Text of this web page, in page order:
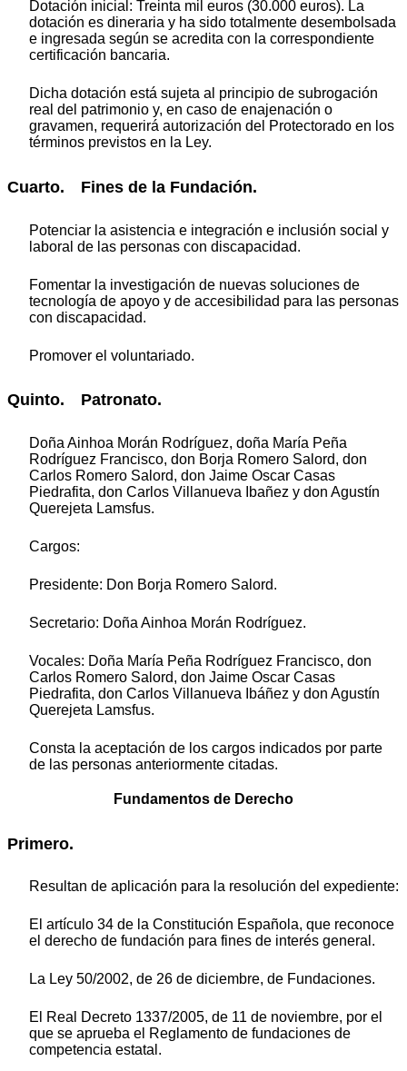
Dotación inicial: Treinta mil euros (30.000 euros). La
dotación es dineraria y ha sido totalmente desembolsada
e ingresada según se acredita con la correspondiente
certificación bancaria.
Dicha dotación está sujeta al principio de subrogación
real del patrimonio y, en caso de enajenación o
gravamen, requerirá autorización del Protectorado en los
términos previstos en la Ley.
Cuarto. Fines de la Fundación.
Potenciar la asistencia e integración e inclusión social y
laboral de las personas con discapacidad.
Fomentar la investigación de nuevas soluciones de
tecnología de apoyo y de accesibilidad para las personas
con discapacidad.
Promover el voluntariado.
Quinto. Patronato.
Doña Ainhoa Morán Rodríguez, doña María Peña
Rodríguez Francisco, don Borja Romero Salord, don
Carlos Romero Salord, don Jaime Oscar Casas
Piedrafita, don Carlos Villanueva Ibañez y don Agustín
Querejeta Lamsfus.
Cargos:
Presidente: Don Borja Romero Salord.
Secretario: Doña Ainhoa Morán Rodríguez.
Vocales: Doña María Peña Rodríguez Francisco, don
Carlos Romero Salord, don Jaime Oscar Casas
Piedrafita, don Carlos Villanueva Ibáñez y don Agustín
Querejeta Lamsfus.
Consta la aceptación de los cargos indicados por parte
de las personas anteriormente citadas.
Fundamentos de Derecho
Primero.
Resultan de aplicación para la resolución del expediente:
El artículo 34 de la Constitución Española, que reconoce
el derecho de fundación para fines de interés general.
La Ley 50/2002, de 26 de diciembre, de Fundaciones.
El Real Decreto 1337/2005, de 11 de noviembre, por el
que se aprueba el Reglamento de fundaciones de
competencia estatal.